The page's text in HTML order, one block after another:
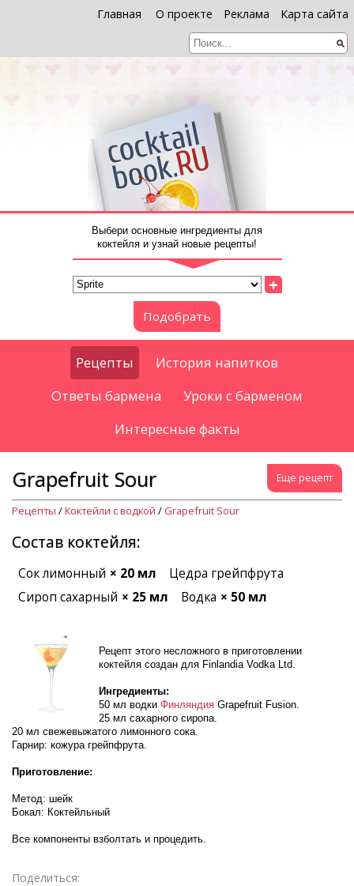
Главная О проекте Реклама Карта сайта
Выбери основные ингредиенты для
коктейля и узнай новые рецепты!
+
Подобрать
Рецепты
История напитков
Ответы бармена
Уроки с барменом
Интересные факты
Еще рецепт
Grapefruit Sour
Рецепты /Коктейли с водкой / Grapefruit Sour
Состав коктейля:
Сок лимонный × 20 мл
Цедра грейпфрута
Сироп сахарный × 25 мл Водка × 50 мл
Рецепт этого несложного в приготовлении
коктейля создан для Finlandia Vodka Ltd.
Ингредиенты:
50 мл водки Финляндия Grapefruit Fusion.
25 мл сахарного сиропа.
20 мл свежевыжатого лимонного сока.
Гарнир: кожура грейпфрута.
Приготовление:
Метод: шейк
Бокал: Коктейльный
Все компоненты взболтать и процедить.
Поделиться: